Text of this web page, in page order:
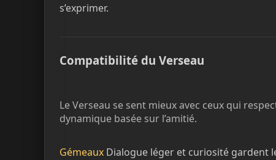
s’exprimer.
Compatibilité du Verseau
Le Verseau se sent mieux avec ceux qui
dynamique basée sur l’amitié.
Gémeaux Dialogue léger et curiosité gardent